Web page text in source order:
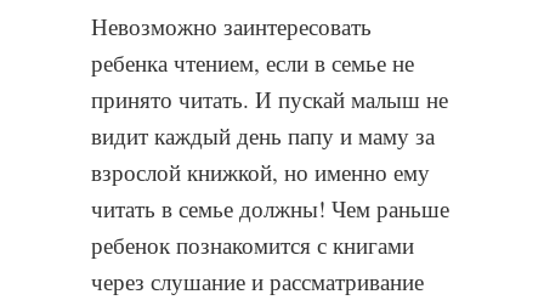
Невозможно заинтересовать
ребенка чтением, если в семье не
принято читать. И пускай малыш не
видит каждый день папу и маму за
взрослой книжкой, но именно ему
читать в семье должны! Чем раньше
ребенок познакомится с книгами
через слушание и рассматривание